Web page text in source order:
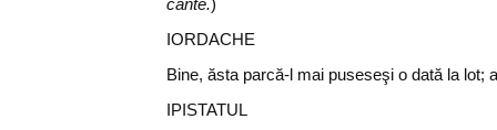
cânte.)
IORDACHE
Bine, ăsta parcă-l mai puseseşi o dată la lot;
IPISTATUL